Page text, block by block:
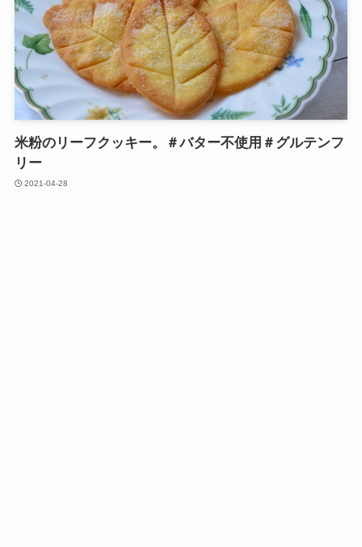
米粉のリーフクッキー。＃バター不使用＃グルテンフ
リー
2021-04-28